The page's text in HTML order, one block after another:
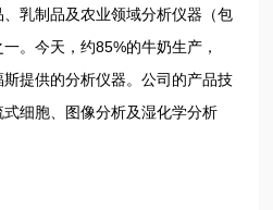
乳制品及农业领域分析仪器（包
。今天，约85%的牛奶生产，
提供的分析仪器。公司的产品技
细胞、图像分析及湿化学分析